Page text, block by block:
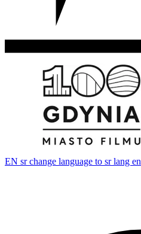
EN sr change language to sr lang en